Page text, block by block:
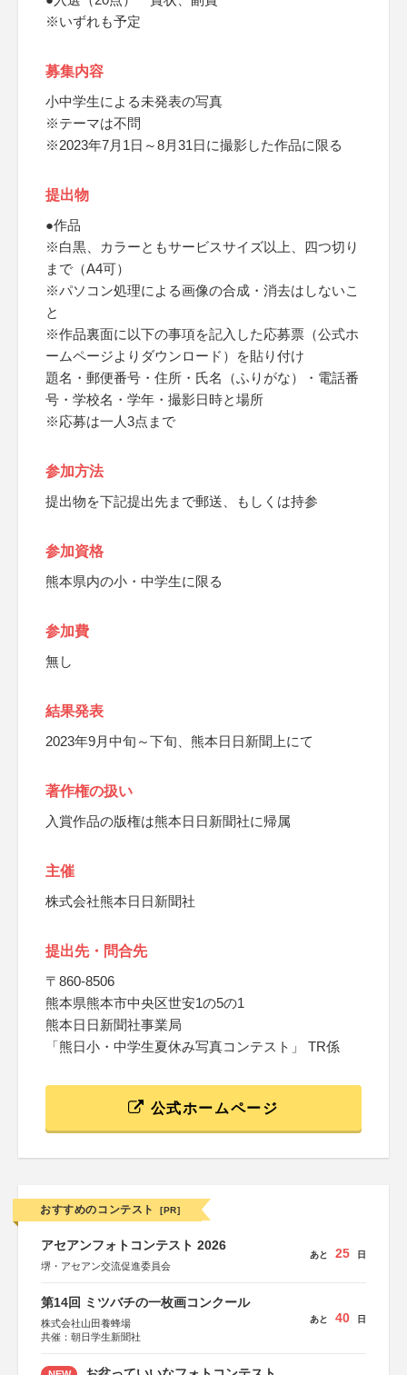
※いずれも予定
募集内容
小中学生による未発表の写真
※テーマは不問
※2023年7月1日～8月31日に撮影した作品に限る
提出物
●作品
※白黒、カラーともサービスサイズ以上、四つ切り
まで（A4可）
※パソコン処理による画像の合成・消去はしないこ
と
※作品裏面に以下の事項を記入した応募票（公式ホ
ームページよりダウンロード）を貼り付け
題名・郵便番号・住所・氏名（ふりがな）・電話番
号・学校名・学年・撮影日時と場所
※応募は一人3点まで
参加方法
提出物を下記提出先まで郵送、もしくは持参
参加資格
熊本県内の小・中学生に限る
参加費
無し
結果発表
2023年9月中旬～下旬、熊本日日新聞上にて
著作権の扱い
入賞作品の版権は熊本日日新聞社に帰属
主催
株式会社熊本日日新聞社
提出先・問合先
〒860-8506
熊本県熊本市中央区世安1の5の1
熊本日日新聞社事業局
「熊日小・中学生夏休み写真コンテスト」 TR係
公式ホームページ
おすすめのコンテスト [PR]
アセアンフォトコンテスト 2026
堺・アセアン交流促進委員会
あと 25 日
第14回 ミツバチの一枚画コンクール
株式会社山田養蜂場
共催：朝日学生新聞社
あと 40 日